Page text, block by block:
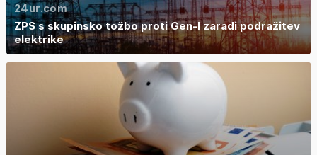
24ur.com
ZPS s skupinsko tožbo proti Gen-I zaradi podražitev
elektrike